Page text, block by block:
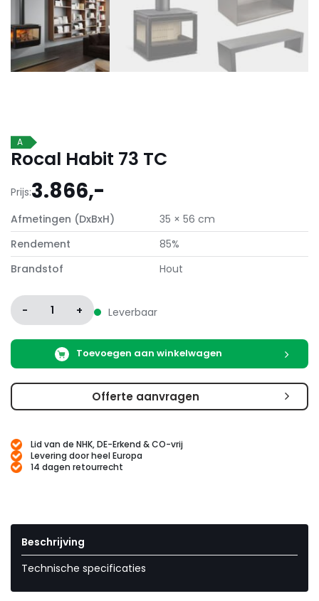
A
Rocal Habit 73 TC
Prijs:3.866,-
Afmetingen (DxBxH)
35 × 56 cm
Rendement
85%
Brandstof
Hout
- 1 + Leverbaar
Toevoegen aan winkelwagen
Offerte aanvragen
Lid van de NHK, DE-Erkend & CO-vrij
Levering door heel Europa
14 dagen retourrecht
Beschrijving
Technische specificaties